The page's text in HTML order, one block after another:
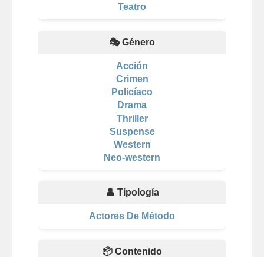
Teatro
🎭 Género
Acción
Crimen
Policíaco
Drama
Thriller
Suspense
Western
Neo-western
👤 Tipología
Actores De Método
📦 Contenido